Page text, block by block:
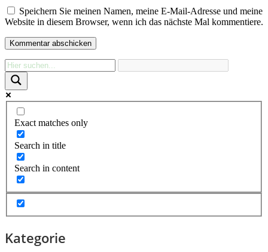
Speichern Sie meinen Namen, meine E-Mail-Adresse und meine
Website in diesem Browser, wenn ich das nächste Mal kommentiere.
Exact matches only
Search in title
Search in content
Kategorie